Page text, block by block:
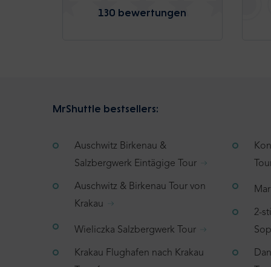
130 bewertungen
MrShuttle bestsellers:
Auschwitz Birkenau &
Salzbergwerk Eintägige Tour
Auschwitz & Birkenau Tour von
Krakau
Wieliczka Salzbergwerk Tour
Krakau Flughafen nach Krakau
2-